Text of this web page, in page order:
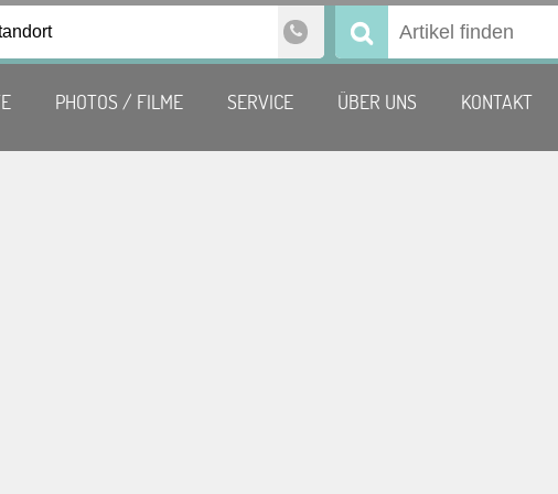
Suchen
PHOTOS / FILME SERVICE ÜBER UNS KONTAKT